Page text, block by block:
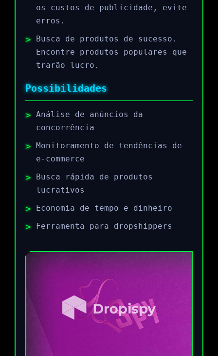
os custos de publicidade, evite
erros.
Busca de produtos de sucesso.
Encontre produtos populares que
trarão lucro.
Possibilidades
Análise de anúncios da
concorrência
Monitoramento de tendências de
e-commerce
Busca rápida de produtos
lucrativos
Economia de tempo e dinheiro
Ferramenta para dropshippers